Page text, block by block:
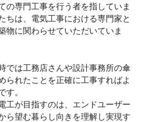
の専門工事を行う者を指していま
ちは、電気工事における専門家と
物に関わらせていただいていま
では工務店さんや設計事務所の傘
られたことを正確に工事すればよ
す。
工が目指すのは、エンドユーザー
ら望む暮らし向きを理解し実現す